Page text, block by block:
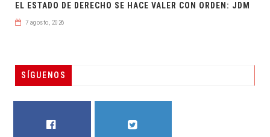
EL ESTADO DE DERECHO SE HACE VALER CON ORDEN: JDM
7 agosto, 2026
SÍGUENOS